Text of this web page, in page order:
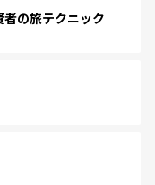
の旅テクニック